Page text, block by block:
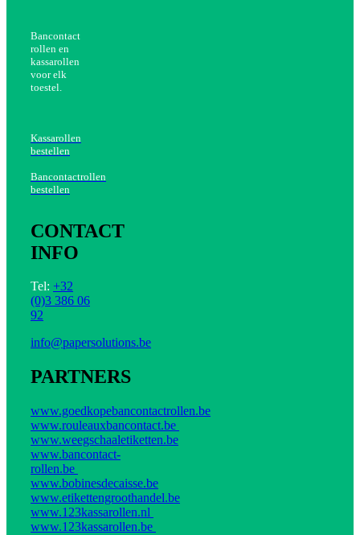
Bancontact
rollen en
kassarollen
voor elk
toestel.
Kassarollen
bestellen
Bancontactrollen
bestellen
CONTACT
INFO
Tel: +32
(0)3 386 06
92
info@papersolutions.be
PARTNERS
www.goedkopebancontactrollen.be
www.rouleauxbancontact.be
www.weegschaaletiketten.be
www.bancontact-
rollen.be
www.bobinesdecaisse.be
www.etikettengroothandel.be
www.123kassarollen.nl
www.123kassarollen.be